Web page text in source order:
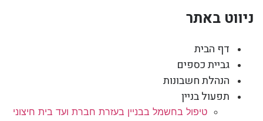
ניווט באתר
דף הבית
גביית כספים
הנהלת חשבונות
תפעול בניין
טיפול בחשמל בבניין בעזרת חברת ועד בית חיצוני